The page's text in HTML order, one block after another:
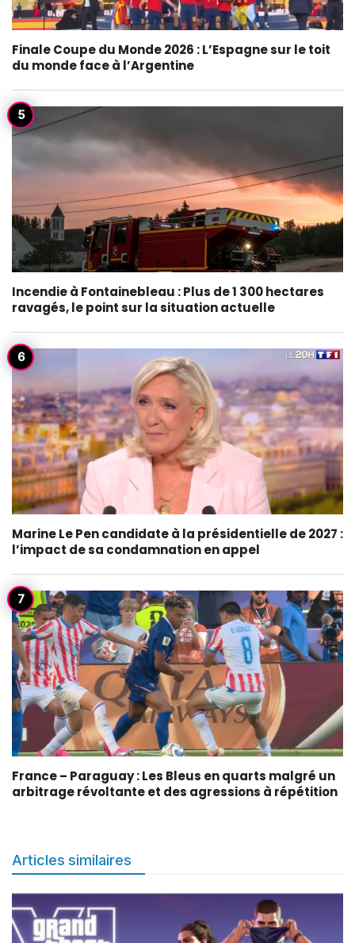
Finale Coupe du Monde 2026 : L’Espagne sur le toit
du monde face à l’Argentine
Incendie à Fontainebleau : Plus de 1 300 hectares
ravagés, le point sur la situation actuelle
Marine Le Pen candidate à la présidentielle de 2027 :
l’impact de sa condamnation en appel
France – Paraguay : Les Bleus en quarts malgré un
arbitrage révoltante et des agressions à répétition
Articles similaires